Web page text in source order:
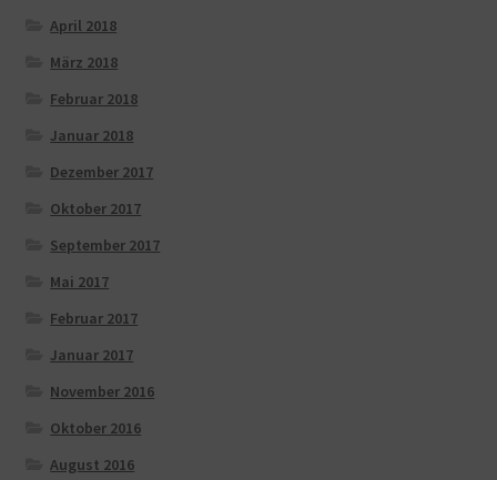
April 2018
März 2018
Februar 2018
Januar 2018
Dezember 2017
Oktober 2017
September 2017
Mai 2017
Februar 2017
Januar 2017
November 2016
Oktober 2016
August 2016